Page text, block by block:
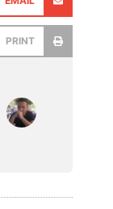
אנטון